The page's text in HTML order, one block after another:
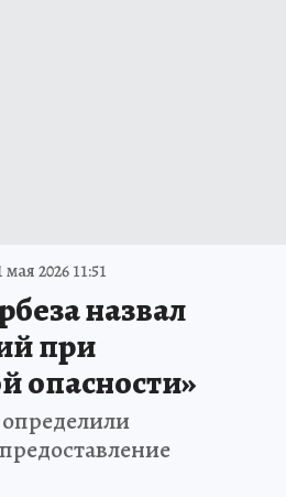
мая 2026 11:51
назвал
при
опасности»